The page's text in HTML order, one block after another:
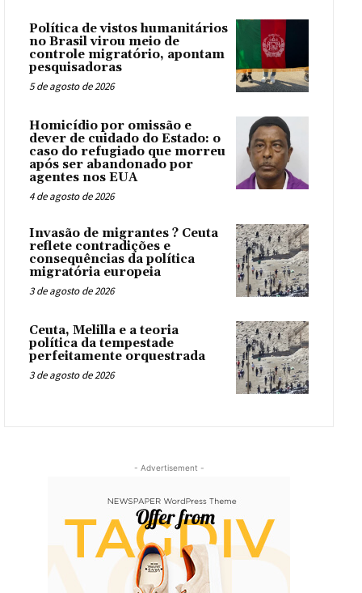
Política de vistos humanitários
no Brasil virou meio de
controle migratório, apontam
pesquisadoras
5 de agosto de 2026
Homicídio por omissão e
dever de cuidado do Estado: o
caso do refugiado que morreu
após ser abandonado por
agentes nos EUA
4 de agosto de 2026
Invasão de migrantes ? Ceuta
reflete contradições e
consequências da política
migratória europeia
3 de agosto de 2026
Ceuta, Melilla e a teoria
política da tempestade
perfeitamente orquestrada
3 de agosto de 2026
- Advertisement -